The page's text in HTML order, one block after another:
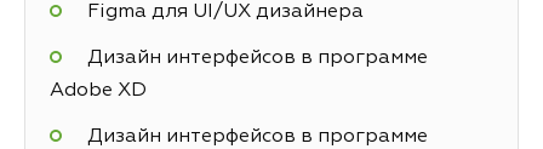
Figma для UI/UX дизайнера
Дизайн интерфейсов в программе
Adobe XD
Дизайн интерфейсов в программе